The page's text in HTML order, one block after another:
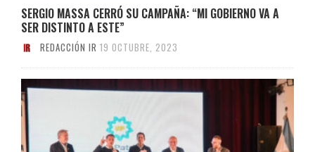
SERGIO MASSA CERRÓ SU CAMPAÑA: “MI GOBIERNO VA A
SER DISTINTO A ESTE”
REDACCIÓN IR 19 OCTUBRE, 2023